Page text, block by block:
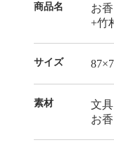
商品名
お
+竹
サイズ
素材
文
お